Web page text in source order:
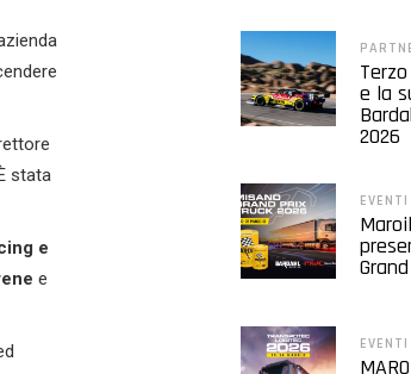
stata
e
e
e la
2026
EVENTI
EVENTI